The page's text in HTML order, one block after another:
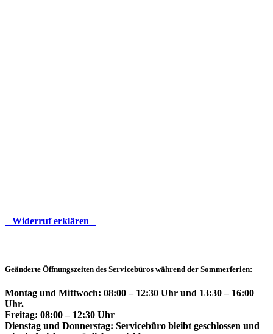
Widerruf erklären
Geänderte Öffnungszeiten des Servicebüros während der Sommerferien:
Montag und Mittwoch: 08:00 – 12:30 Uhr und 13:30 – 16:00
Uhr.
Freitag: 08:00 – 12:30 Uhr
Dienstag und Donnerstag: Servicebüro bleibt geschlossen und